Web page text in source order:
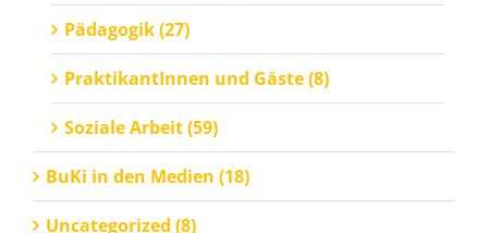
Pädagogik (27)
PraktikantInnen und Gäste (8)
Soziale Arbeit (59)
BuKi in den Medien (18)
Uncategorized (8)